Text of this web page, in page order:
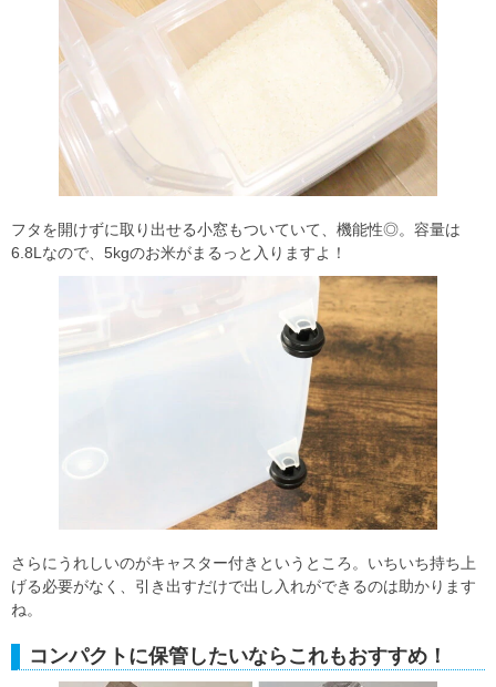
フタを開けずに取り出せる小窓もついていて、機能性◎。容量は
6.8Lなので、5kgのお米がまるっと入りますよ！
さらにうれしいのがキャスター付きというところ。いちいち持ち上
げる必要がなく、引き出すだけで出し入れができるのは助かります
ね。
コンパクトに保管したいならこれもおすすめ！